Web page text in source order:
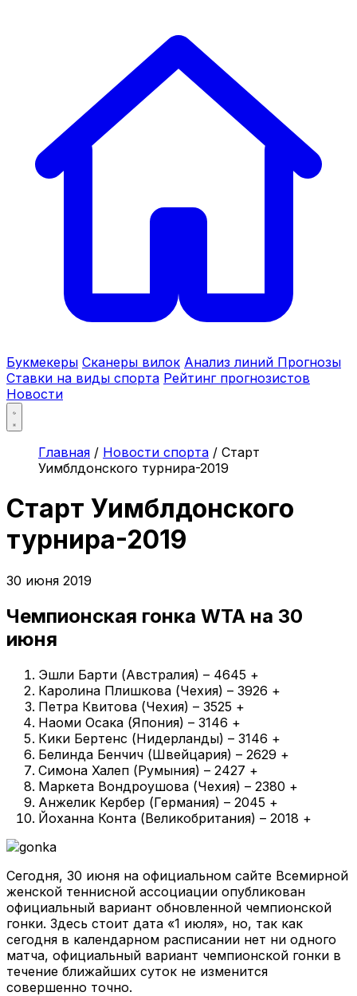
Букмекеры Сканеры вилок Анализ линий Прогнозы
Ставки на виды спорта Рейтинг прогнозистов
Новости
Главная / Новости спорта / Старт
Уимблдонского турнира-2019
Старт Уимблдонского
турнира-2019
30 июня 2019
Чемпионская гонка WTA на 30
июня
Эшли Барти (Австралия) – 4645 +
Каролина Плишкова (Чехия) – 3926 +
Петра Квитова (Чехия) – 3525 +
Наоми Осака (Япония) – 3146 +
Кики Бертенс (Нидерланды) – 3146 +
Белинда Бенчич (Швейцария) – 2629 +
Симона Халеп (Румыния) – 2427 +
Маркета Вондроушова (Чехия) – 2380 +
Анжелик Кербер (Германия) – 2045 +
Йоханна Конта (Великобритания) – 2018 +
Сегодня, 30 июня на официальном сайте Всемирной
женской теннисной ассоциации опубликован
официальный вариант обновленной чемпионской
гонки. Здесь стоит дата «1 июля», но, так как
сегодня в календарном расписании нет ни одного
матча, официальный вариант чемпионской гонки в
течение ближайших суток не изменится
совершенно точно.